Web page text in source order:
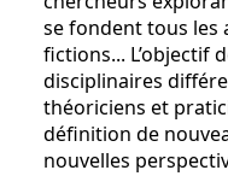
se fondent tous les
fictions... L’objectif
disciplinaires
théoriciens et
définition de
nouvelles